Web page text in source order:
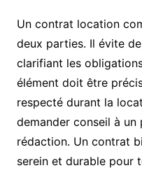
Un contrat location
deux parties. Il évite
clarifiant les
élément doit être
respecté durant la
demander conseil à
rédaction. Un contrat
serein et durable pour